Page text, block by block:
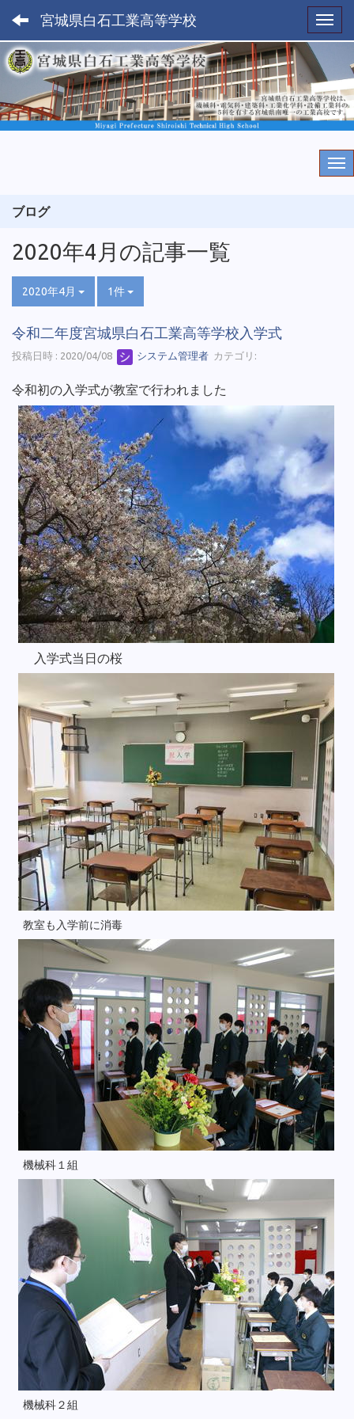
宮城県白石工業高等学校
ブログ
2020年4月の記事一覧
2020年4月 1件
令和二年度宮城県白石工業高等学校入学式
投稿日時 : 2020/04/08 システム管理者 カテゴリ:
令和初の入学式が教室で行われました
入学式当日の桜
教室も入学前に消毒
機械科１組
機械科２組